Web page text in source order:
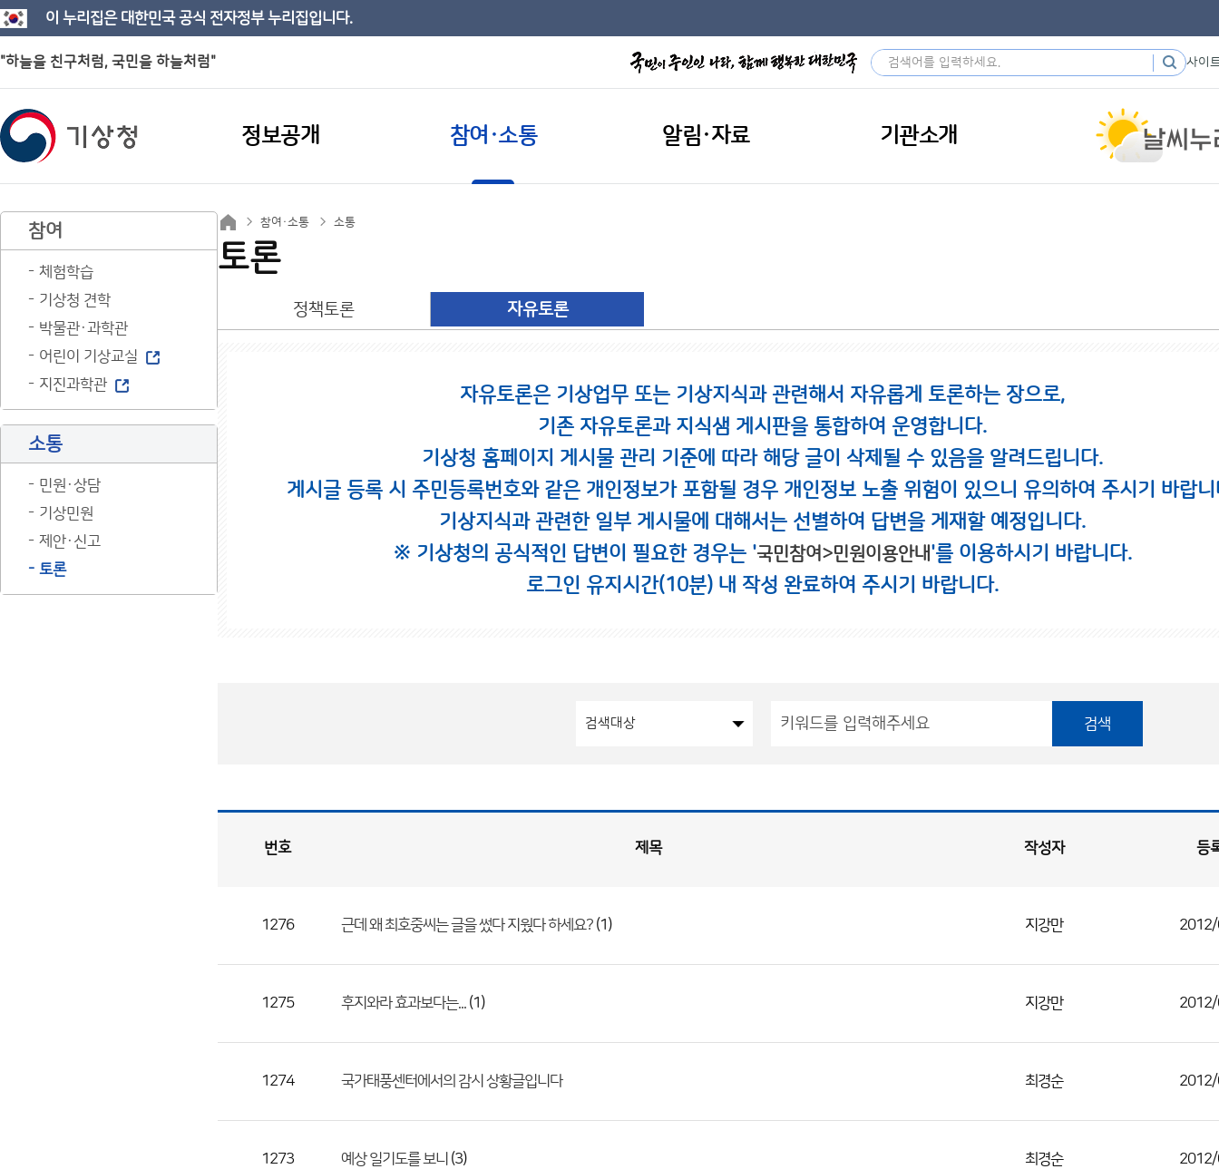
이 누리집은 대한민국 공식 전자정부 누리집입니다.
"하늘을 친구처럼, 국민을 하늘처럼" 사이
정보공개 참여·소통 알림·자료 기관소개
참여
체험학습
기상청 견학
박물관·과학관
어린이 기상교실
지진과학관
소통
민원·상담
기상민원
제안·신고
토론
참여·소통 소통
토론
정책토론 자유토론
자유토론은 기상업무 또는 기상지식과 관련해서 자유롭게 토론하는 장으로,
기존 자유토론과 지식샘 게시판을 통합하여 운영합니다.
기상청 홈페이지 게시물 관리 기준에 따라 해당 글이 삭제될 수 있음을 알려드립니다.
게시글 등록 시 주민등록번호와 같은 개인정보가 포함될 경우 개인정보 노출 위험이 있으니 유의하여 주시기 바랍니
기상지식과 관련한 일부 게시물에 대해서는 선별하여 답변을 게재할 예정입니다.
※ 기상청의 공식적인 답변이 필요한 경우는 '국민참여>민원이용안내'를 이용하시기 바랍니다.
로그인 유지시간(10분) 내 작성 완료하여 주시기 바랍니다.
검색
로
번호 제목 작성자 등
1276 근데 왜 최호중씨는 글을 썼다 지웠다 하세요? (1) 지강만
1275 후지와라 효과보다는... (1) 지강만
1274 국가태풍센터에서의 감시 상황글입니다 최경순
1273 예상 일기도를 보니 (3) 최경순